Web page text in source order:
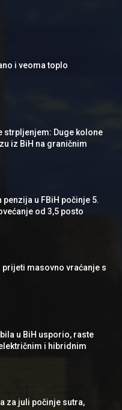
i veoma toplo
strpljenjem: Duge kolone
iz BiH na graničnim
penzija u FBiH počinje 5.
od 3,5 posto
prijeti masovno vraćanje s
u BiH usporio, raste
i hibridnim
za juli počinje sutra,